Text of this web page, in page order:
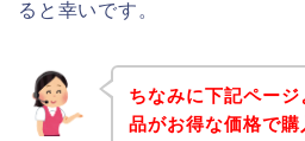
ると幸いです。
ちなみに下記ペー
品がお得な価格で